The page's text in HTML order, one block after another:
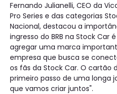
Fernando Julianelli, CEO da
Pro Series e das categorias
Nacional, destacou a
ingresso do BRB na Stock Car
agregar uma marca
empresa que busca se
os fãs da Stock Car. O cartão
primeiro passo de uma longa
que vamos criar juntos".